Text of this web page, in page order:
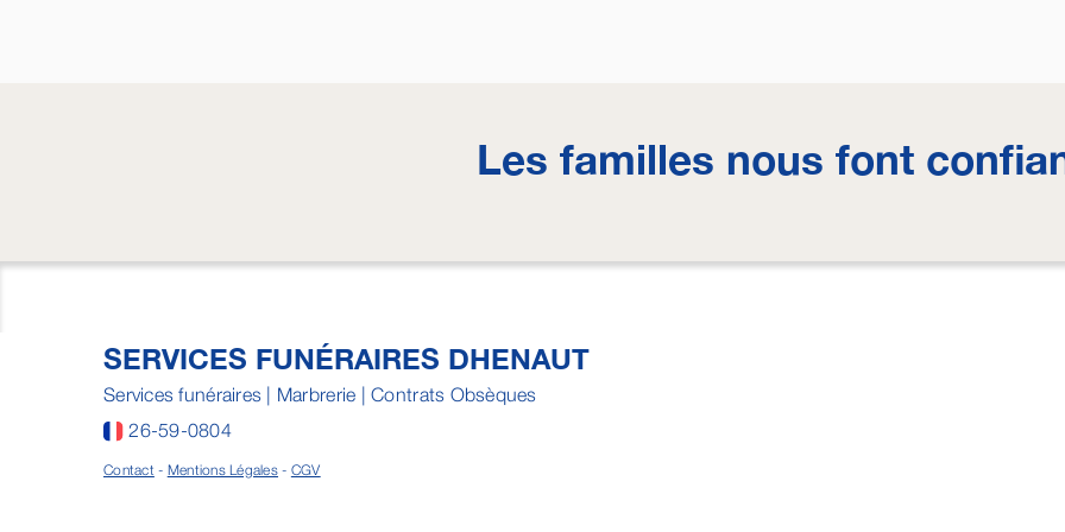
Les familles nous font
SERVICES FUNÉRAIRES DHENAUT
Services funéraires | Marbrerie | Contrats Obsèques
26-59-0804
Contact - Mentions Légales - CGV